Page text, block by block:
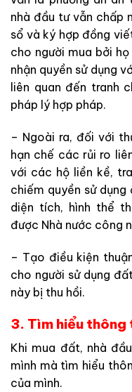
nhà đầu tư vẫn chấp
sổ và ký hợp đồng
cho người mua bởi
nhận quyền sử dụng
liên quan đến tranh
pháp lý hợp pháp.
– Ngoài ra, đối với
hạn chế các rủi ro
với các hộ liền kề,
chiếm quyền sử
diện tích, hình thể
được Nhà nước công
– Tạo điều kiện
cho người sử dụng
này bị thu hồi.
3. Tìm hiểu thông
Khi mua đất, nhà
mình mà tìm hiểu
của mình.